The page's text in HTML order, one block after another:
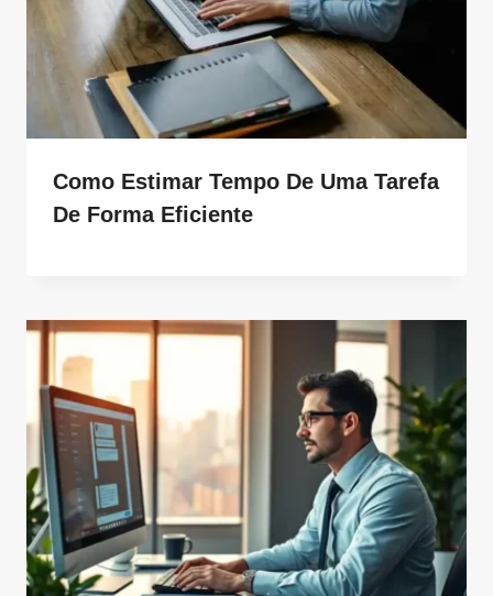
Como Estimar Tempo De Uma Tarefa
De Forma Eficiente